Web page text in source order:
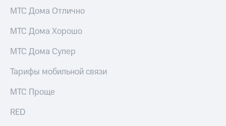
МТС Дома Отлично
МТС Дома Хорошо
МТС Дома Супер
Тарифы мобильной связи
МТС Проще
RED